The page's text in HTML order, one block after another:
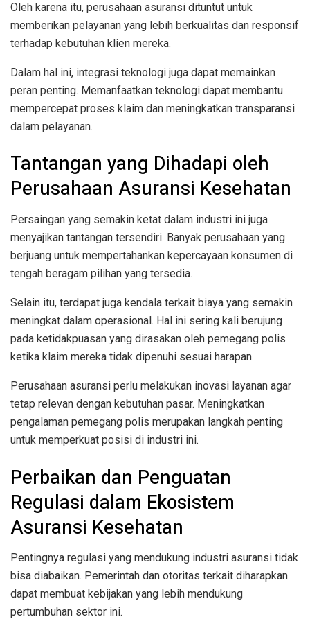
Oleh karena itu, perusahaan asuransi dituntut untuk
memberikan pelayanan yang lebih berkualitas dan responsif
terhadap kebutuhan klien mereka.
Dalam hal ini, integrasi teknologi juga dapat memainkan
peran penting. Memanfaatkan teknologi dapat membantu
mempercepat proses klaim dan meningkatkan transparansi
dalam pelayanan.
Tantangan yang Dihadapi oleh
Perusahaan Asuransi Kesehatan
Persaingan yang semakin ketat dalam industri ini juga
menyajikan tantangan tersendiri. Banyak perusahaan yang
berjuang untuk mempertahankan kepercayaan konsumen di
tengah beragam pilihan yang tersedia.
Selain itu, terdapat juga kendala terkait biaya yang semakin
meningkat dalam operasional. Hal ini sering kali berujung
pada ketidakpuasan yang dirasakan oleh pemegang polis
ketika klaim mereka tidak dipenuhi sesuai harapan.
Perusahaan asuransi perlu melakukan inovasi layanan agar
tetap relevan dengan kebutuhan pasar. Meningkatkan
pengalaman pemegang polis merupakan langkah penting
untuk memperkuat posisi di industri ini.
Perbaikan dan Penguatan
Regulasi dalam Ekosistem
Asuransi Kesehatan
Pentingnya regulasi yang mendukung industri asuransi tidak
bisa diabaikan. Pemerintah dan otoritas terkait diharapkan
dapat membuat kebijakan yang lebih mendukung
pertumbuhan sektor ini.